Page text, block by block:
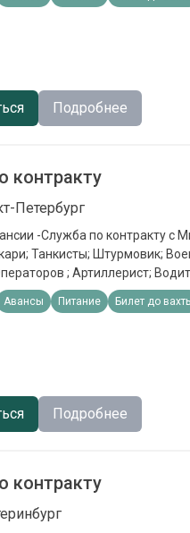
- Кредитные каникулы; -
выплаты Единоразовая
210 000
Подробнее
контракту
Петербург
-Служба по контракту
Танкисты; Штурмовик;
; Артиллерист;
можно без опыта
- Кредитные каникулы; -
выплаты Единоразовая
210 000
Авансы Питание Билет до
Подробнее
контракту